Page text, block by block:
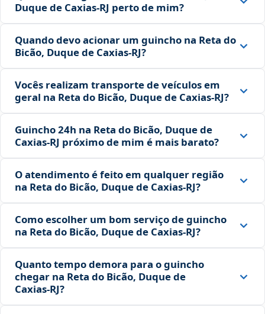
Duque de Caxias‑RJ perto de mim?
Quando devo acionar um guincho na Reta do
Bicão, Duque de Caxias‑RJ?
Vocês realizam transporte de veículos em
geral na Reta do Bicão, Duque de Caxias‑RJ?
Guincho 24h na Reta do Bicão, Duque de
Caxias‑RJ próximo de mim é mais barato?
O atendimento é feito em qualquer região
na Reta do Bicão, Duque de Caxias‑RJ?
Como escolher um bom serviço de guincho
na Reta do Bicão, Duque de Caxias‑RJ?
Quanto tempo demora para o guincho
chegar na Reta do Bicão, Duque de
Caxias‑RJ?